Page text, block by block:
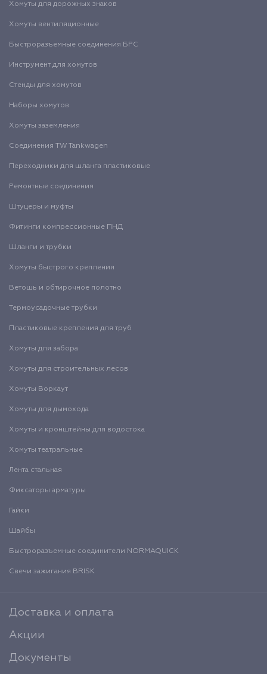
Хомуты для дорожных знаков
Хомуты вентиляционные
Быстроразъемные соединения БРС
Инструмент для хомутов
Стенды для хомутов
Наборы хомутов
Хомуты заземления
Соединения TW Tankwagen
Переходники для шланга пластиковые
Ремонтные соединения
Штуцеры и муфты
Фитинги компрессионные ПНД
Шланги и трубки
Хомуты быстрого крепления
Ветошь и обтирочное полотно
Термоусадочные трубки
Пластиковые крепления для труб
Хомуты для забора
Хомуты для строительных лесов
Хомуты Воркаут
Хомуты для дымохода
Хомуты и кронштейны для водостока
Хомуты театральные
Лента стальная
Фиксаторы арматуры
Гайки
Шайбы
Быстроразъемные соединители NORMAQUICK
Свечи зажигания BRISK
Доставка и оплата
Акции
Документы